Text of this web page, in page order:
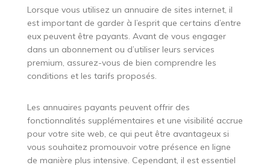
Lorsque vous utilisez un annuaire de sites internet, il
est important de garder à l’esprit que certains d’entre
eux peuvent être payants. Avant de vous engager
dans un abonnement ou d’utiliser leurs services
premium, assurez-vous de bien comprendre les
conditions et les tarifs proposés.
Les annuaires payants peuvent offrir des
fonctionnalités supplémentaires et une visibilité accrue
pour votre site web, ce qui peut être avantageux si
vous souhaitez promouvoir votre présence en ligne
de manière plus intensive. Cependant, il est essentiel